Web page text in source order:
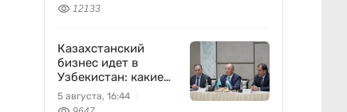
12133
Казахстанский
бизнес идет в
Узбекистан: какие
проекты готовят
5 августа, 16:44